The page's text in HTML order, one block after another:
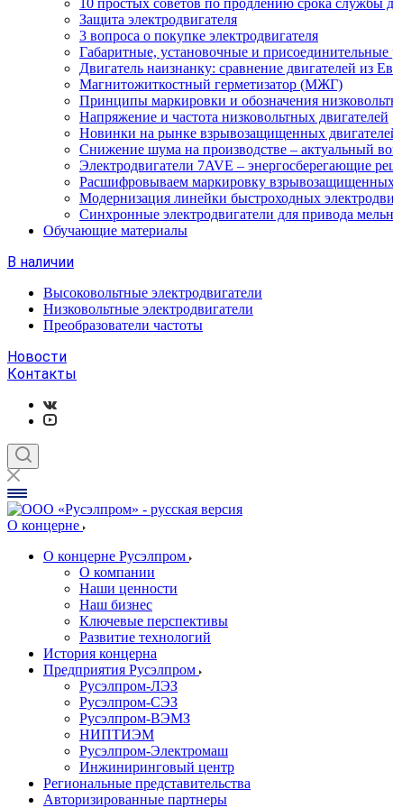
10 простых советов по продлению срока службы
Защита электродвигателя
3 вопроса о покупке электродвигателя
Габаритные, установочные и
Двигатель наизнанку: сравнение двигателей из
Магнитожиткостный герметизатор (МЖГ)
Принципы маркировки и обозначения
Напряжение и частота низковольтных двигателей
Новинки на рынке взрывозащищенных
Снижение шума на производстве – актуальный
Электродвигатели 7AVE – энергосберегающие
Расшифровываем маркировку взрывозащищенных
Модернизация линейки быстроходных
Синхронные электродвигатели для привода
Обучающие материалы
В наличии
Высоковольтные электродвигатели
Низковольтные электродвигатели
Преобразователи частоты
Новости
Контакты
О концерне
О концерне Русэлпром
О компании
Наши ценности
Наш бизнес
Ключевые перспективы
Развитие технологий
История концерна
Предприятия Русэлпром
Русэлпром-ЛЭЗ
Русэлпром-СЭЗ
Русэлпром-ВЭМЗ
НИПТИЭМ
Русэлпром-Электромаш
Инжиниринговый центр
Региональные представительства
Авторизированные партнеры